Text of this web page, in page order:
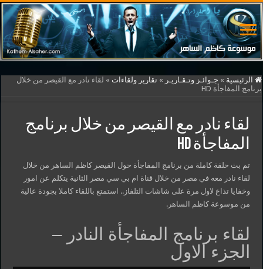
الرئيسية » جـوائـز وتـقـاريـر » تقارير ولقاءات » لقاء نادر مع القيصر من خلال
برنامج المفاجأة HD
لقاء نادر مع القيصر من خلال برنامج
المفاجأة HD
تم بث حلقة كاملة من برنامج المفاجأة حول القيصر كاظم الساهر من خلال
لقاء نادر معه في مصر من خلال قناة ام بي سي مصر الثانية يتكلم عن امور
وخفايا تذاع لاول مرة على شاشات التلفاز.. استمتع باللقاء كاملا بجودة عالية
من موسوعة كاظم الساهر.
لقاء برنامج المفاجأة النادر –
الجزء الاول